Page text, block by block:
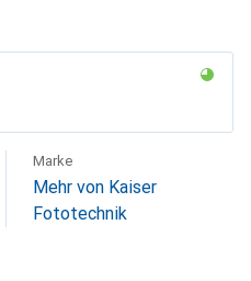
Marke
Mehr von Kaiser
Fototechnik